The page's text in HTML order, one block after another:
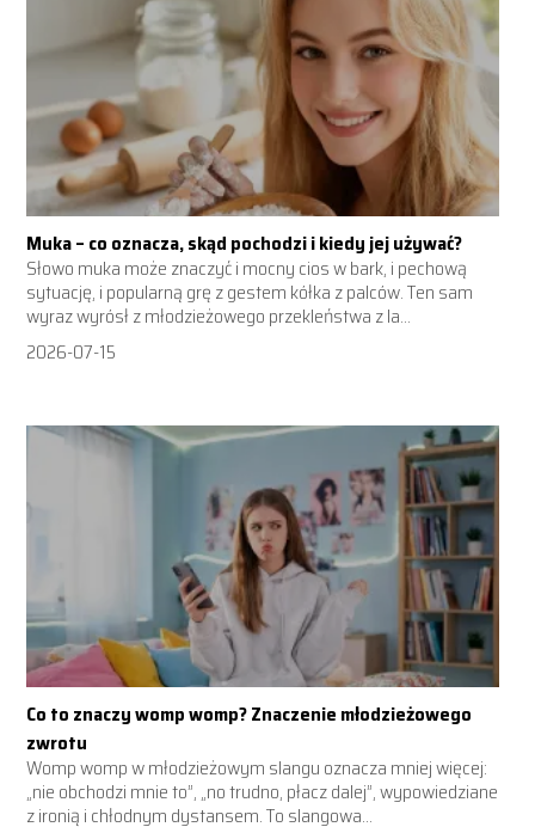
Muka – co oznacza, skąd pochodzi i kiedy jej używać?
Słowo muka może znaczyć i mocny cios w bark, i pechową
sytuację, i popularną grę z gestem kółka z palców. Ten sam
wyraz wyrósł z młodzieżowego przekleństwa z la...
2026-07-15
Co to znaczy womp womp? Znaczenie młodzieżowego
zwrotu
Womp womp w młodzieżowym slangu oznacza mniej więcej:
„nie obchodzi mnie to”, „no trudno, płacz dalej”, wypowiedziane
z ironią i chłodnym dystansem. To slangowa...